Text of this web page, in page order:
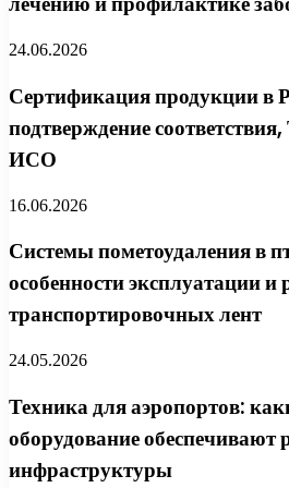
24.06.2026
Сертификация продукции в
подтверждение
ИСО
16.06.2026
Системы пометоудаления в
особенности эксплуатации и
транспортировочных лент
24.05.2026
Техника для аэропортов:
оборудование обеспечивают
инфраструктуры